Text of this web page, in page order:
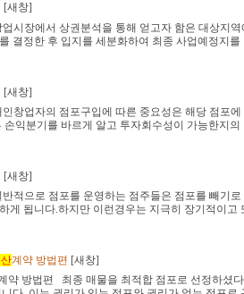
[새창]
시장에서 상권분석을 통해 얻고자 함은 대상지
결정한 후 입지를 세분화하여 최종 사업예정지
[새창]
창업자의 점포구입에 따른 중요성은 해당 점포
익분기를 바르게 알고 투자회수성이 가능한지
[새창]
적으로 점포를 운영하는 점주들은 점포를 빼기
게 됩니다.하지만 이런경우는 지극히 장기적이고
계약 방법편 [새창]
약 방법편 최종 매물을 최적합 점포로 선정하셨다